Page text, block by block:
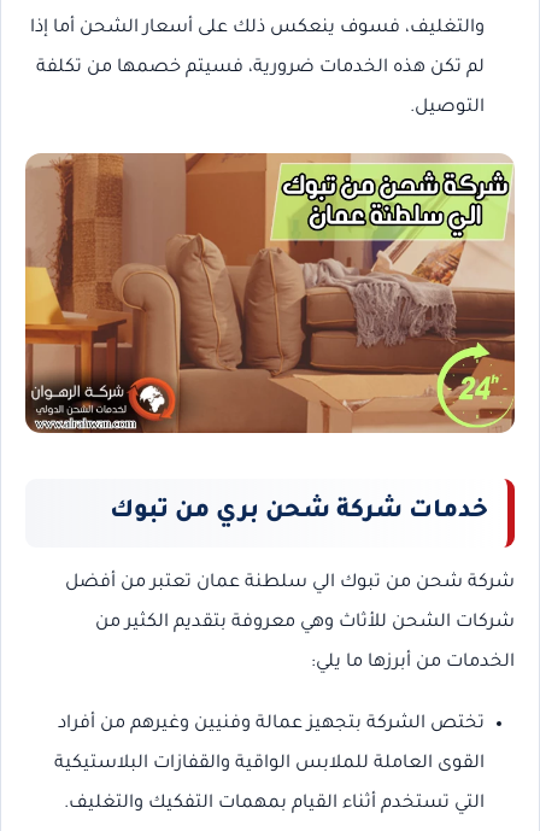
والتغليف، فسوف ينعكس ذلك على أسعار الشحن أما إذا
لم تكن هذه الخدمات ضرورية، فسيتم خصمها من تكلفة
التوصيل.
خدمات شركة شحن بري من تبوك
شركة شحن من تبوك الي سلطنة عمان تعتبر من أفضل
شركات الشحن للأثاث وهي معروفة بتقديم الكثير من
الخدمات من أبرزها ما يلي:
تختص الشركة بتجهيز عمالة وفنيين وغيرهم من أفراد
القوى العاملة للملابس الواقية والقفازات البلاستيكية
التي تستخدم أثناء القيام بمهمات التفكيك والتغليف.